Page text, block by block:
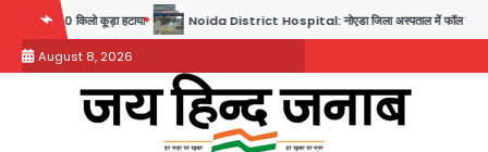
content
कूड़ा हटाया Noida District Hospital: नोएडा जिला अस्पताल में फॉल सीलिंग गिरी, गायनो OT
August 8, 2026